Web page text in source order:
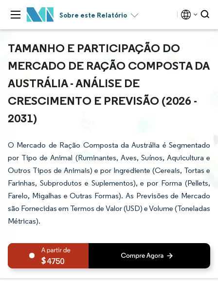
Sobre este Relatório
TAMANHO E PARTICIPAÇÃO DO
MERCADO DE RAÇÃO COMPOSTA DA
AUSTRÁLIA - ANÁLISE DE
CRESCIMENTO E PREVISÃO (2026 -
2031)
O Mercado de Ração Composta da Austrália é Segmentado
por Tipo de Animal (Ruminantes, Aves, Suínos, Aquicultura e
Outros Tipos de Animais) e por Ingrediente (Cereais, Tortas e
Farinhas, Subprodutos e Suplementos), e por Forma (Pellets,
Farelo, Migalhas e Outras Formas). As Previsões de Mercado
são Fornecidas em Termos de Valor (USD) e Volume (Toneladas
Métricas).
4750